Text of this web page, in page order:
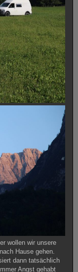
wollen wir unsere
Hause gehen.
dann tatsächlich
Angst gehabt